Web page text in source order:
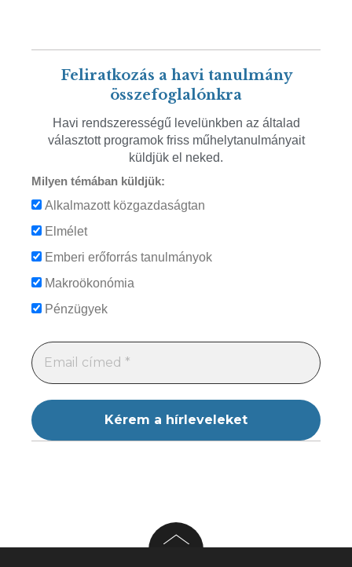
Feliratkozás a havi tanulmány
összefoglalónkra
Havi rendszerességű levelünkben az általad
választott programok friss műhelytanulmányait
küldjük el neked.
Milyen témában küldjük:
Alkalmazott közgazdaságtan
Elmélet
Emberi erőforrás tanulmányok
Makroökonómia
Pénzügyek